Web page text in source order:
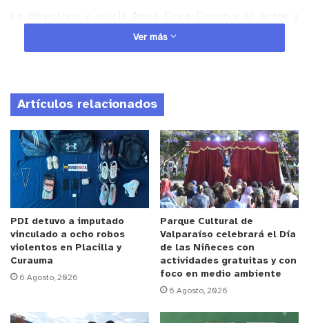
dramaturgo Nicola Pianzola, fundadores de
“Instabili Vaganti”, son los responsables de
NUEVAS FRONTERAS
Nicola Pianzola, autor de esta obra, puntualiza que
esta performance surge como “respuesta para
superar las nuevas fronteras impuestas en la
pandemia, generando un lugar utópico y virtual
para encontrarnos con los artistas que han
participado de nuestros proyectos internacionales
de búsqueda y creación”.
De esa forma, muchas horas de conversación por
zoom sobre la situación global de la pandemia, el
Ver más
Artículos relacionados
PDI detuvo a imputado
vinculado a ocho robos
violentos en Placilla y
Curauma
6 Agosto, 2026
Parque Cultural de
Valparaíso celebrará el Día
de las Niñeces con
actividades gratuitas y con
foco en medio ambiente
6 Agosto, 2026